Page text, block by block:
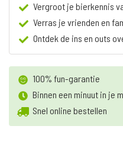
Vergroot je bierkennis
Verras je vrienden en
Ontdek de ins en outs
100% fun-garantie
Binnen een minuut in je
Snel online bestellen